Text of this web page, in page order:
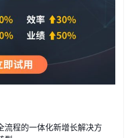
流程的一体化新增长解决方